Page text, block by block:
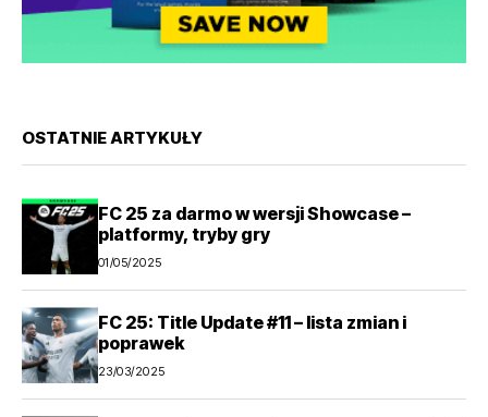
OSTATNIE ARTYKUŁY
FC 25 za darmo w wersji Showcase –
platformy, tryby gry
01/05/2025
FC 25: Title Update #11 – lista zmian i
poprawek
23/03/2025